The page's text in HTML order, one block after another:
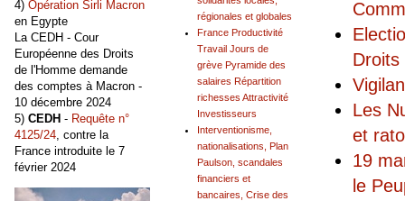
Droits
Les
et
19
le
régionales et globales
France Productivité
Travail Jours de
grève Pyramide des
salaires Répartition
richesses Attractivité
Investisseurs
Interventionisme,
nationalisations, Plan
Paulson, scandales
financiers et
bancaires, Crise des
4) Opération Sirli Macron
en Egypte
La CEDH - Cour
Européenne des Droits
de l'Homme demande
des comptes à Macron -
10 décembre 2024
5) CEDH - Requête n°
4125/24, contre la
France introduite le 7
février 2024